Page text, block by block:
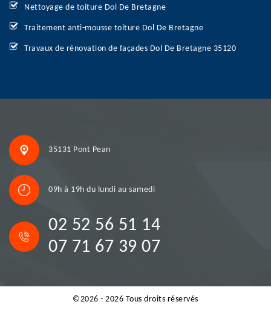
Nettoyage de toiture Dol De Bretagne
Traitement anti-mousse toiture Dol De Bretagne
Travaux de rénovation de façades Dol De Bretagne 35120
35131 Pont Pean
09h à 19h du lundi au samedi
02 52 56 51 14
07 71 67 39 07
©2026 - 2026 Tous droits réservés